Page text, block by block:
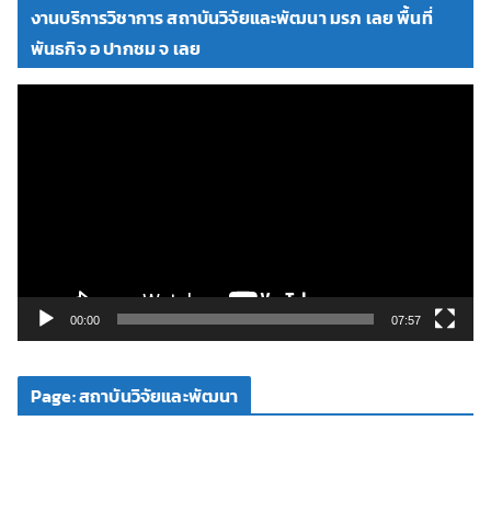
งานบริการวิชาการ สถาบันวิจัยและพัฒนา มรภ เลย พื้นที่
พันธกิจ อ ปากชม จ เลย
ดี
00:00 07:57
Page: สถาบันวิจัยและพัฒนา